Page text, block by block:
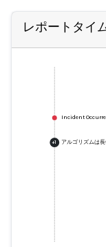
レポートタイ
Incident
+1 アルゴリズムは